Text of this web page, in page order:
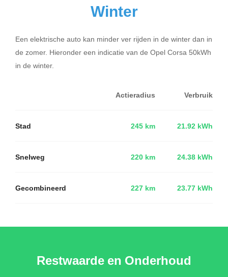
Winter
Een elektrische auto kan minder ver rijden in de winter dan in
de zomer. Hieronder een indicatie van de Opel Corsa 50kWh
in de winter.
Actieradius Verbruik
Stad 245 km 21.92 kWh
Snelweg 220 km 24.38 kWh
Gecombineerd 227 km 23.77 kWh
Restwaarde en Onderhoud